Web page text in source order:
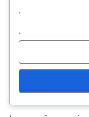
que
los
Lecciones